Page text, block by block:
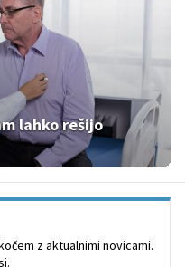
lahko rešijo
z aktualnimi novicami.